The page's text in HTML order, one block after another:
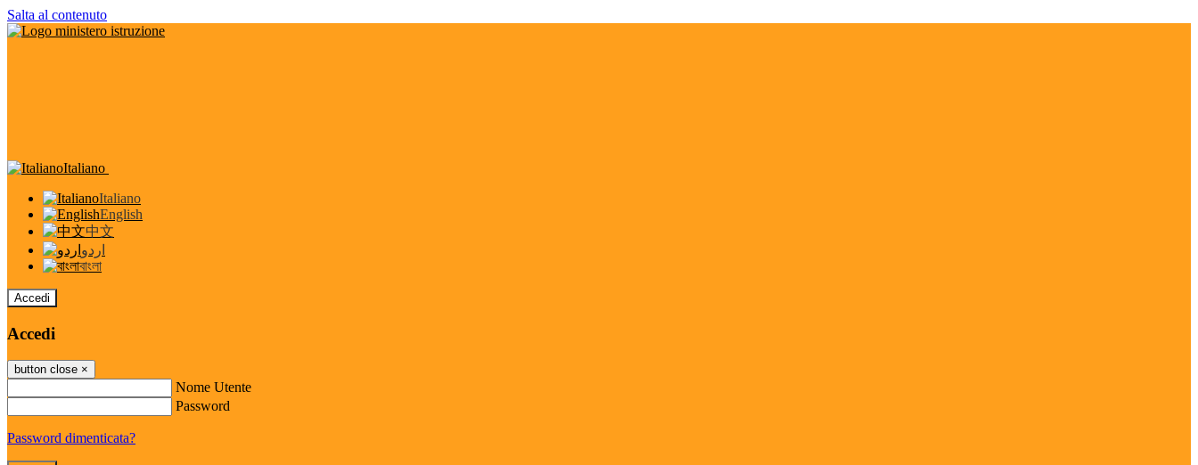
Salta al contenuto
Italiano
Italiano
English
中文
اردو
বাংলা
Accedi
Accedi
button close ×
Nome Utente
Password
Password dimenticata?